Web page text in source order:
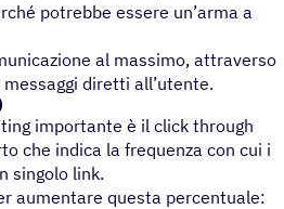
potrebbe essere un’arma a
al massimo, attraverso
diretti all’utente.
importante è il click through
che indica la frequenza con cui i
singolo link.
aumentare questa percentuale: